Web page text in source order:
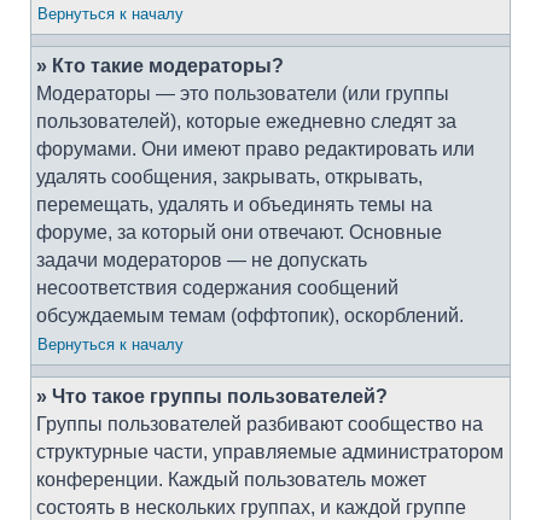
Вернуться к началу
» Кто такие модераторы?
Модераторы — это пользователи (или группы
пользователей), которые ежедневно следят за
форумами. Они имеют право редактировать или
удалять сообщения, закрывать, открывать,
перемещать, удалять и объединять темы на
форуме, за который они отвечают. Основные
задачи модераторов — не допускать
несоответствия содержания сообщений
обсуждаемым темам (оффтопик), оскорблений.
Вернуться к началу
» Что такое группы пользователей?
Группы пользователей разбивают сообщество на
структурные части, управляемые администратором
конференции. Каждый пользователь может
состоять в нескольких группах, и каждой группе